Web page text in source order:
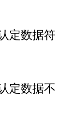
定数据符
定数据不